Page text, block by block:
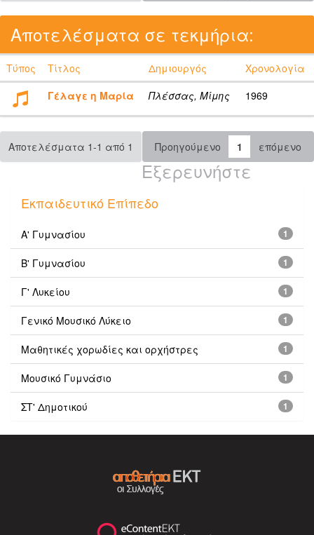
Αποτελέσματα σε τεκμήρια:
Τύπος Τίτλος Δημιουργός
Χρονολογία
Γέλαγε η Μαρία
Πλέσσας, Μίμης 1969
Αποτελέσματα 1-1 από 1 Προηγούμενο 1 επόμενο
Εξερευνήστε
Εκπαιδευτικό Επίπεδο
1
Α' Γυμνασίου
1
Β' Γυμνασίου
1
Γ' Λυκείου
1
Γενικό Μουσικό Λύκειο
1
Μαθητικές χορωδίες και ορχήστρες
1
Μουσικό Γυμνάσιο
1
ΣΤ' Δημοτικού